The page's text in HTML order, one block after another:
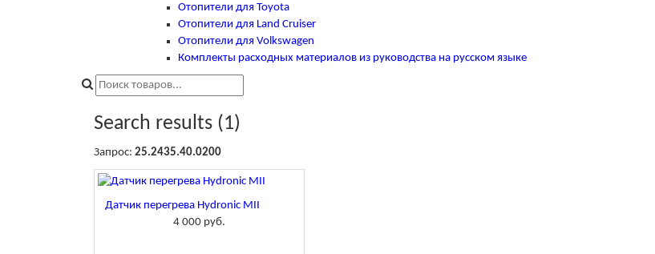
Отопители для Toyota
Отопители для Land Cruiser
Отопители для Volkswagen
Комплекты расходных материалов из руководства на русском языке
Search results (1)
Запрос: 25.2435.40.0200
Датчик перегрева Hydronic MII
4 000 руб.